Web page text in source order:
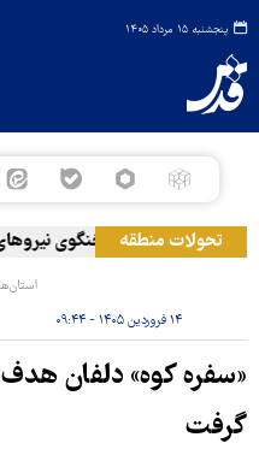
پنجشنبه ۱۵ مرداد ۱۴۰۵
تحولات منطقهسخنگوی نیروهای
استان‌ها
۱۴ فروردین ۱۴۰۵ - ۰۹:۴۴
«سفره کوه» دلفان
گرفت